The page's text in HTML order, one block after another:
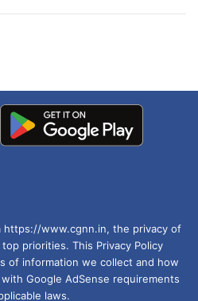
खाई में धक्का… आरोपियों ने
https://www.cgnn.in, the privacy of
priorities. This Privacy Policy
of information we collect and how
Google AdSense requirements
laws.